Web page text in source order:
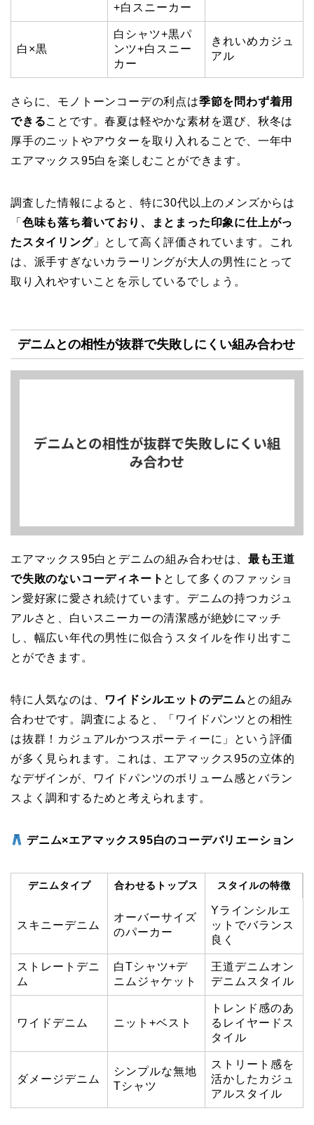
+白スニーカー
白×黒
白シャツ+黒パ
ンツ+白スニー
カー
きれいめカジュ
アル
さらに、モノトーンコーデの利点は季節を問わず着用
できることです。春夏は軽やかな素材を選び、秋冬は
厚手のニットやアウターを取り入れることで、一年中
エアマックス95白を楽しむことができます。
調査した情報によると、特に30代以上のメンズからは
「 色味も落ち着いており、まとまった印象に仕上がっ
たスタイリング」として高く評価されています。これ
は、派手すぎないカラーリングが大人の男性にとって
取り入れやすいことを示しているでしょう。
デニムとの相性が抜群で失敗しにくい組み合わせ
エアマックス95白とデニムの組み合わせは、 最も王道
で失敗のないコーディネート として多くのファッショ
ン愛好家に愛され続けています。デニムの持つカジュ
アルさと、白いスニーカーの清潔感が絶妙にマッチ
し、幅広い年代の男性に似合うスタイルを作り出すこ
とができます。
特に人気なのは、 ワイドシルエットのデニム との組み
合わせです。調査によると、「ワイドパンツとの相性
は抜群！カジュアルかつスポーティーに」という評価
が多く見られます。これは、エアマックス95の立体的
なデザインが、ワイドパンツのボリューム感とバラン
スよく調和するためと考えられます。
デニム×エアマックス95白のコーデバリエーション
デニムタイプ 合わせるトップス スタイルの特徴
スキニーデニム
オーバーサイズ
のパーカー
Yラインシルエ
ットでバランス
良く
ストレートデニ
ム
白Tシャツ+デ
ニムジャケット
王道デニムオン
デニムスタイル
ワイドデニム ニット+ベスト
トレンド感のあ
るレイヤードス
タイル
ダメージデニム
シンプルな無地
Tシャツ
ストリート感を
活かしたカジュ
アルスタイル